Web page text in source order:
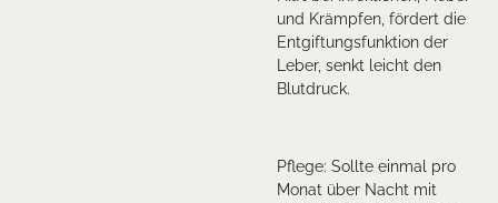
und Krämpfen, fördert die
Entgiftungsfunktion der
Leber, senkt leicht den
Blutdruck.
Pflege: Sollte einmal pro
Monat über Nacht mit